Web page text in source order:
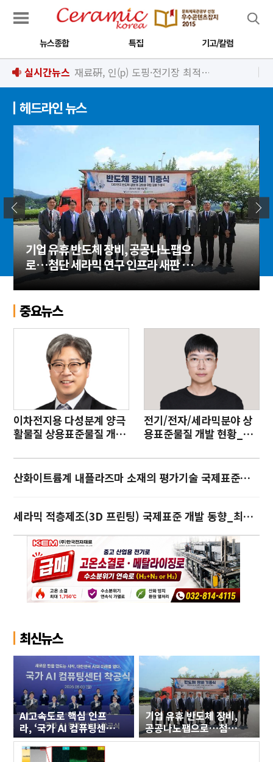
뉴스종합 특집 기고/칼럼
실시간뉴스 재료硏, 인(p) 도핑·전기장 최적화로 고성능 유연 근적외선 광센서 개발
헤드라인 뉴스
기업 유휴 반도체 장비, 공공나노팹으
로…첨단 세라믹 연구 인프라 새판 짜
야
중요뉴스
이차전지용 다성분계 양극
활물질 상용표준물질 개발
전기/전자/세라믹분야 상
용표준물질 개발 현황_류
산화이트륨계 내플라즈마 소재의 평가기술 국제표준화_이연숙
세라믹 적층제조(3D 프린팅) 국제표준 개발 동향_최기인
최신뉴스
AI고속도로 핵심 인프
라, ‘국가 AI 컴퓨팅센
터’ 구축에 첫 삽
기업 유휴 반도체 장비,
공공나노팹으로…첨단
세라믹 연구 인프라 새
검색